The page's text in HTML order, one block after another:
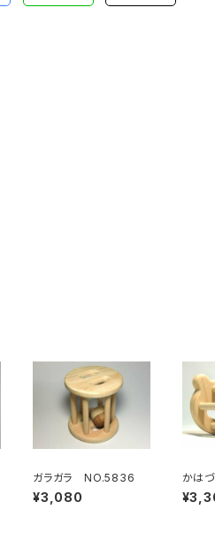
ガラガラ NO.5836
¥3,080
かは
ガラ